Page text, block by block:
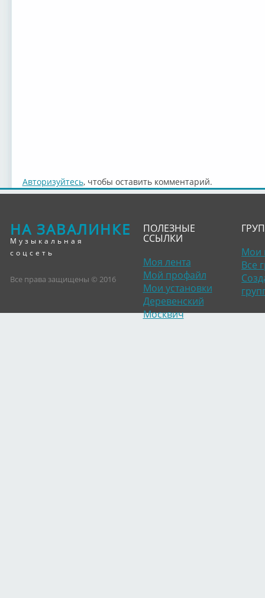
Авторизуйтесь, чтобы оставить комментарий.
НА ЗАВАЛИНКЕ
Музыкальная
соцсеть
Все права защищены © 2016
ПОЛЕЗНЫЕ
ССЫЛКИ
Моя лента
Мой профайл
Мои установки
Деревенский
Москвич
Мои
Все